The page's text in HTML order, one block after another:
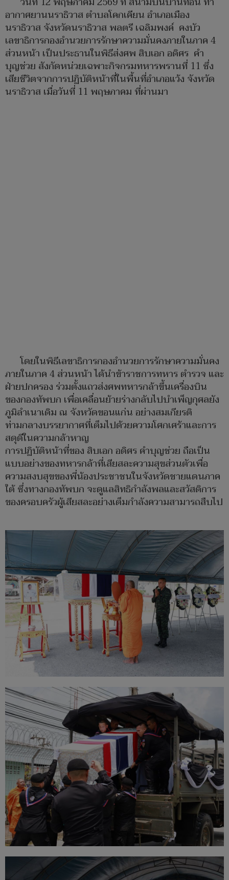
อากาศยานนราธิวาส ตำบลโคกเคียน อำเภอเมือง
นราธิวาส จังหวัดนราธิวาส พลตรี เฉลิมพงค์ คงบัว
เลขาธิการกองอำนวยการรักษาความมั่นคงภายในภาค 4
ส่วนหน้า เป็นประธานในพิธีส่งศพ สิบเอก อดิศร คำ
บุญช่วย สังกัดหน่วยเฉพาะกิจกรมทหารพรานที่ 11 ซึ่ง
เสียชีวิตจากการปฏิบัติหน้าที่ในพื้นที่อำเภอแว้ง จังหวัด
นราธิวาส เมื่อวันที่ 11 พฤษภาคม ที่ผ่านมา
โดยในพิธีเลขาธิการกองอำนวยการรักษาความมั่นคง
ภายในภาค 4 ส่วนหน้า ได้นำข้าราชการทหาร ตำรวจ และ
ฝ่ายปกครอง ร่วมตั้งแถวส่งศพทหารกล้าขึ้นเครื่องบิน
ของกองทัพบก เพื่อเคลื่อนย้ายร่างกลับไปบำเพ็ญกุศลยัง
ภูมิลำเนาเดิม ณ จังหวัดขอนแก่น อย่างสมเกียรติ
ท่ามกลางบรรยากาศที่เต็มไปด้วยความโศกเศร้าและการ
สดุดีในความกล้าหาญ
การปฏิบัติหน้าที่ของ สิบเอก อดิศร คำบุญช่วย ถือเป็น
แบบอย่างของทหารกล้าที่เสียสละความสุขส่วนตัวเพื่อ
ความสงบสุขของพี่น้องประชาชนในจังหวัดชายแดนภาค
ใต้ ซึ่งทางกองทัพบก จะดูแลสิทธิกำลังพลและสวัสดิการ
ของครอบครัวผู้เสียสละอย่างเต็มกำลังความสามารถสืบไป